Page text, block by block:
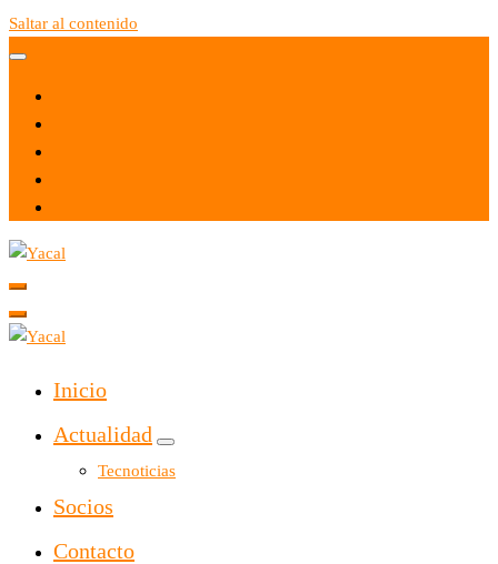
Saltar al contenido
Yacal micro hosting
Inicio
Actualidad
Tecnoticias
Socios
Contacto